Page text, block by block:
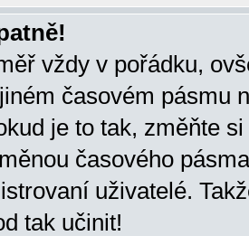
vždy v pořádku,
časovém pásmu
je to tak, změňte
časového
uživatelé.
tak učinit!